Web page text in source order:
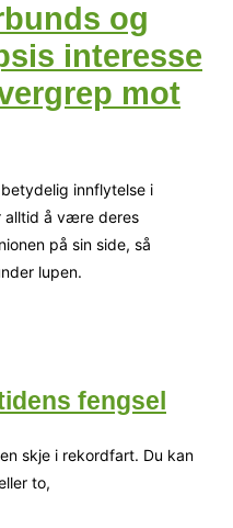
og
interesse
mot
innflytelse i
alltid å være deres
på sin side, så
lupen.
fengsel
skje i rekordfart. Du kan
to,